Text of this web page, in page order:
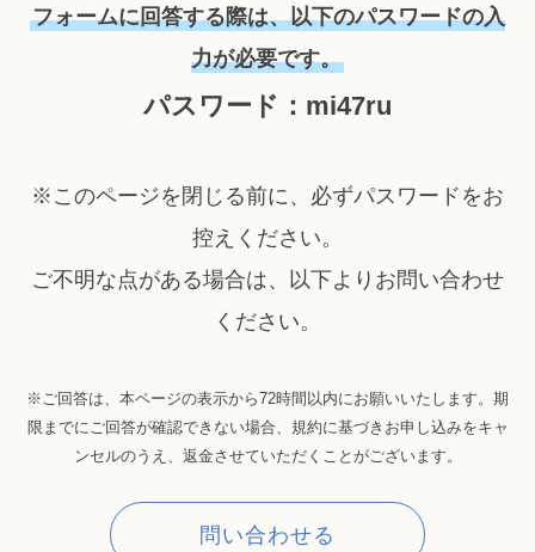
フォームに回答する際は、以下のパスワードの入
力が必要です。
パスワード：mi47ru
※このページを閉じる前に、必ずパスワードをお
控えください。
ご不明な点がある場合は、以下よりお問い合わせ
ください。
※ご回答は、本ページの表示から72時間以内にお願いいたします。期
限までにご回答が確認できない場合、規約に基づきお申し込みをキャ
ンセルのうえ、返金させていただくことがございます。
問い合わせる